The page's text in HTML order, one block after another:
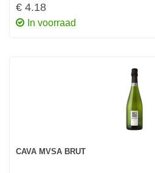
€ 4.18
In voorraad
CAVA MVSA BRUT